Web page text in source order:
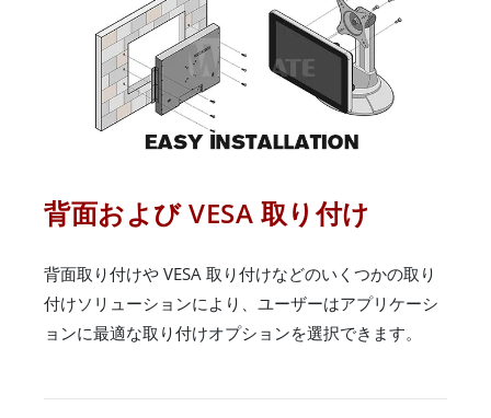
背面および VESA 取り付け
背面取り付けや VESA 取り付けなどのいくつかの取り
付けソリューションにより、ユーザーはアプリケーシ
ョンに最適な取り付けオプションを選択できます。